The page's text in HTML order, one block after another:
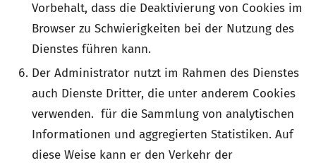
Vorbehalt, dass die Deaktivierung von Cookies im
Browser zu Schwierigkeiten bei der Nutzung des
Dienstes führen kann.
Der Administrator nutzt im Rahmen des Dienstes
auch Dienste Dritter, die unter anderem Cookies
verwenden. für die Sammlung von analytischen
Informationen und aggregierten Statistiken. Auf
diese Weise kann er den Verkehr der